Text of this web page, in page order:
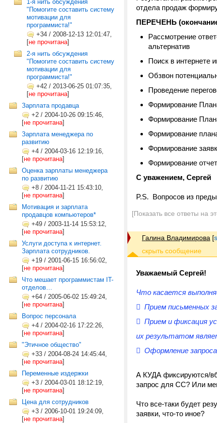
1-я нить обсуждения
"Помогите составить систему
мотивации для
программиста!"
+34 / 2008-12-13 12:01:47,
[не прочитана]
2-я нить обсуждения
"Помогите составить систему
мотивации для
программиста!"
+42 / 2013-06-25 01:07:35,
[не прочитана]
Зарплата продавца
+2 / 2004-10-26 09:15:46,
[не прочитана]
Зарплата менеджера по
развитию
+4 / 2004-03-16 12:19:16,
[не прочитана]
Оценка зарплаты менеджера
по развитию
+8 / 2004-11-21 15:43:10,
[не прочитана]
Мотивация и зарплата
продавцов компьютеров*
+49 / 2003-11-14 15:53:12,
[не прочитана]
Услуги доступа к интернет.
Зарплата сотрудников.
+19 / 2001-06-15 16:56:02,
[не прочитана]
Что мешает программистам IT-
отделов…
+64 / 2005-06-02 15:49:24,
[не прочитана]
Вопрос персонала
+4 / 2004-02-16 17:22:26,
[не прочитана]
"Этичное общество"
+33 / 2004-08-24 14:45:44,
[не прочитана]
Переменные издержки
+3 / 2004-03-01 18:12:19,
[не прочитана]
Цена для сотрудников
+3 / 2006-10-01 19:24:09,
[не прочитана]
отдела продаж
ПЕРЕЧЕНЬ
Рассмотрение
альтернатив
Поиск в интернете
Обзвон
Проведение
Формирование
Формирование
Формирование
Формирование
Формирование
С уважением, Сергей
P.S. Вопросов из
[Показать все ответы на
Галина Владимирова [
Уважаемый Сергей!
Что касается
 Прием письменных
 Прием и фиксация
их результатом
 Оформление
А КУДА фиксируются/
запрос для СС? Или
Что все-таки будет
заявки, что-то иное?